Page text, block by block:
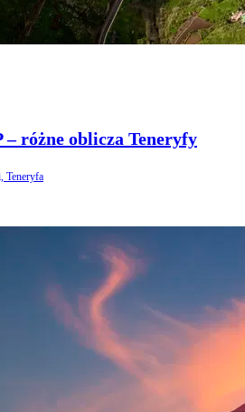
– różne oblicza Teneryfy
Teneryfa